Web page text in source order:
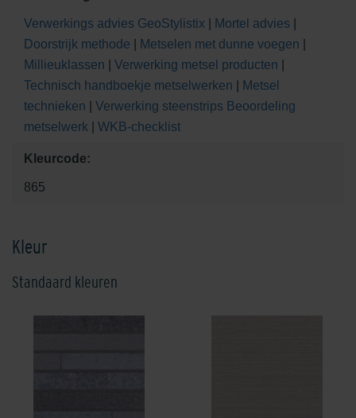
Verwerkings advies GeoStylistix Mortel advies
Doorstrijk methode
Metselen met dunne voegen
Millieuklassen
Verwerking metsel producten
Technisch handboekje metselwerken
Metsel
technieken
Verwerking steenstrips Beoordeling
metselwerk
WKB-checklist
Kleurcode:
865
Kleur
Standaard kleuren